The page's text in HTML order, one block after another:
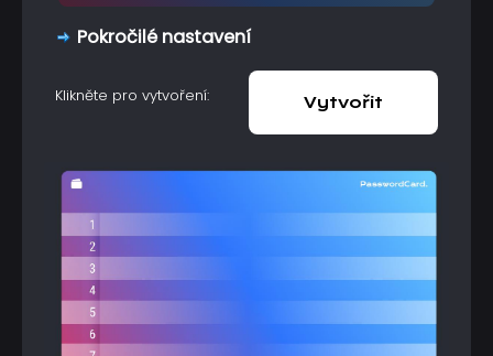
Pokročilé nastavení
Klikněte pro vytvoření: